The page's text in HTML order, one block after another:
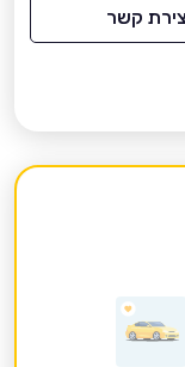
קשר